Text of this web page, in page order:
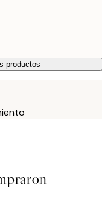
productos